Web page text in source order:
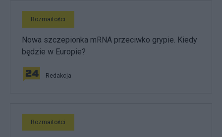
Rozmaitości
Nowa szczepionka mRNA przeciwko grypie. Kiedy
będzie w Europie?
Redakcja
Rozmaitości